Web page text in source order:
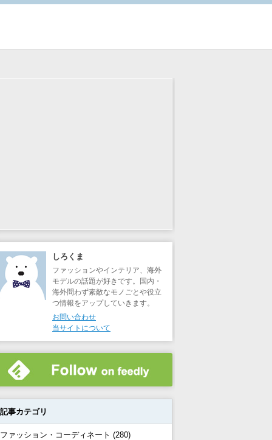
しろくま
ファッションやインテリア、海外
モデルの話題が好きです。国内・
海外問わず素敵なモノごとや役立
つ情報をアップしていきます。
お問い合わせ
当サイトについて
記事カテゴリ
ファッション・コーディネート (280)